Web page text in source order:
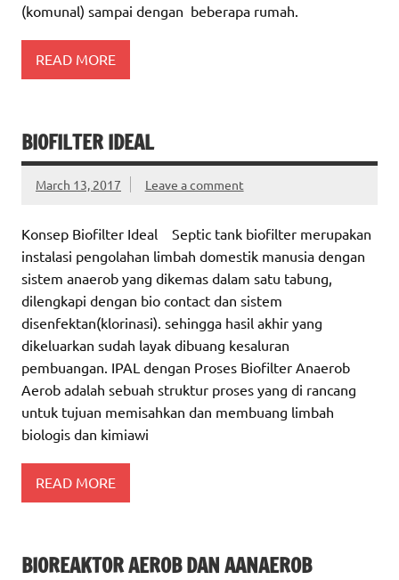
(komunal) sampai dengan beberapa rumah.
READ MORE
BIOFILTER IDEAL
March 13, 2017 Leave a comment
Konsep Biofilter Ideal Septic tank biofilter merupakan
instalasi pengolahan limbah domestik manusia dengan
sistem anaerob yang dikemas dalam satu tabung,
dilengkapi dengan bio contact dan sistem
disenfektan(klorinasi). sehingga hasil akhir yang
dikeluarkan sudah layak dibuang kesaluran
pembuangan. IPAL dengan Proses Biofilter Anaerob
Aerob adalah sebuah struktur proses yang di rancang
untuk tujuan memisahkan dan membuang limbah
biologis dan kimiawi
READ MORE
BIOREAKTOR AEROB DAN AANAEROB